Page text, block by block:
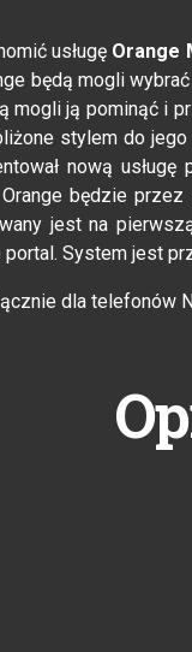
usługę Orange
będą mogli
mogli ją pominąć i
stylem do
nową
będzie
jest na
System jest
dla telefonów